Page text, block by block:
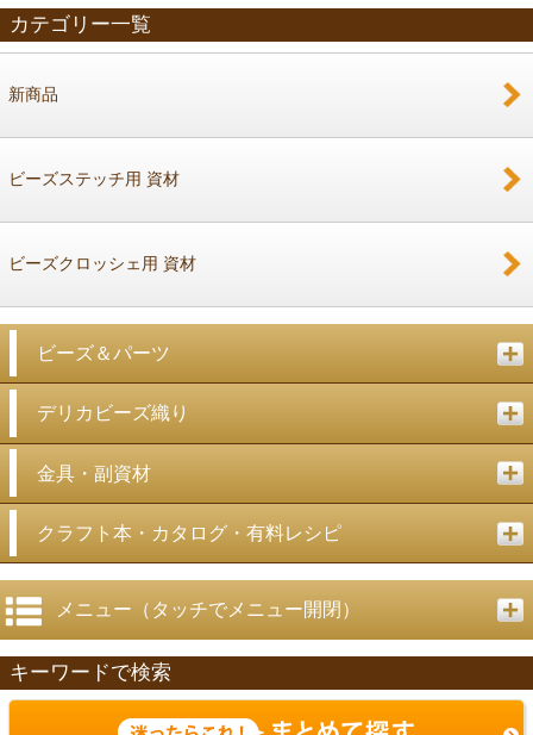
カテゴリー一覧
新商品
ビーズステッチ用 資材
ビーズクロッシェ用 資材
ビーズ＆パーツ
デリカビーズ織り
金具・副資材
クラフト本・カタログ・有料レシピ
メニュー（タッチでメニュー開閉）
キーワードで検索